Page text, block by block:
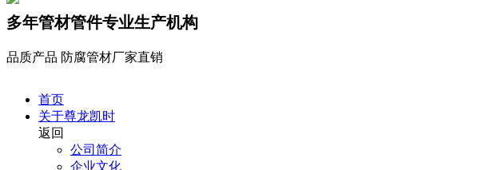
多年管材管件专业生产机构
品质产品 防腐管材厂家直销
首页
关于尊龙凯时
返回
公司简介
企业文化